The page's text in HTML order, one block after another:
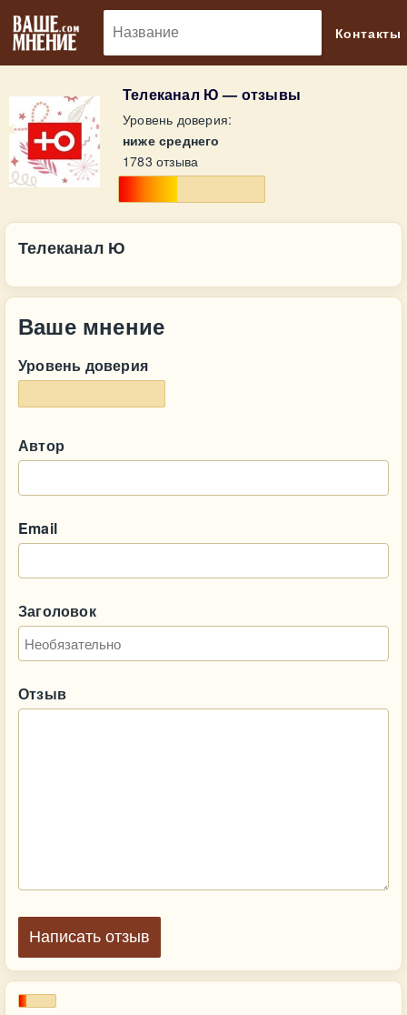
Контакты
Телеканал Ю — отзывы
Уровень доверия:
ниже среднего
1783 отзыва
Телеканал Ю
Ваше мнение
Уровень доверия
Автор
Email
Заголовок
Отзыв
Написать отзыв